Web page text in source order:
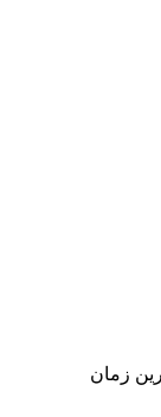
زمان